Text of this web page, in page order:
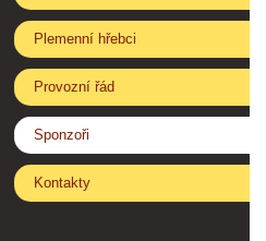
Plemenní hřebci
Provozní řád
Sponzoři
Kontakty